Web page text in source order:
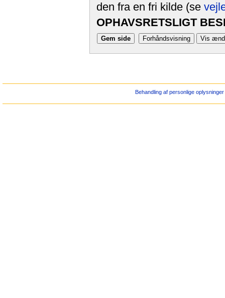
den fra en fri kilde (se
OPHAVSRETSLIGT
Behandling af personlige oplysninger